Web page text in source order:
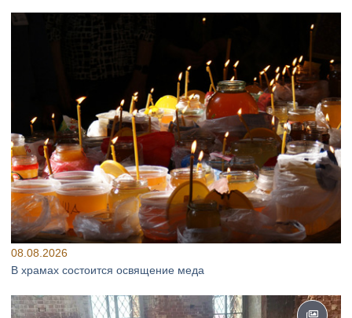
08.08.2026
В храмах состоится освящение меда